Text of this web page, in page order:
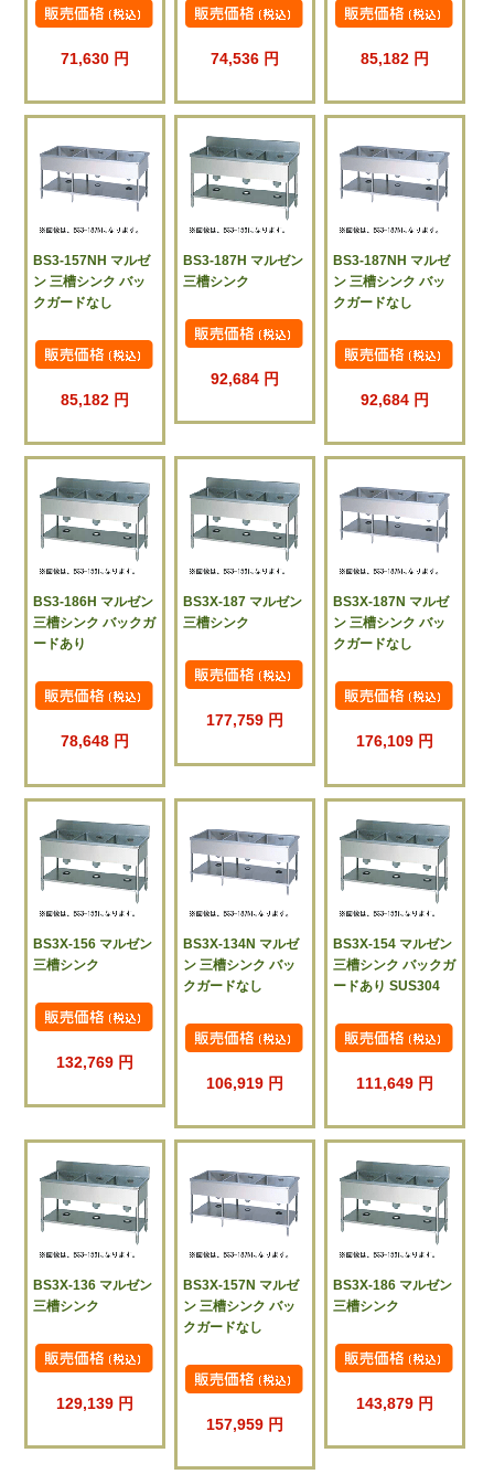
71,630 円 74,536 円 85,182 円
BS3-157NH マルゼ
ン 三槽シンク バッ
クガードなし
85,182 円
BS3-187H マルゼン
三槽シンク
92,684 円
BS3-187NH マルゼ
ン 三槽シンク バッ
クガードなし
92,684 円
BS3-186H マルゼン
三槽シンク バックガ
ードあり
78,648 円
BS3X-187 マルゼン
三槽シンク
177,759 円
BS3X-187N マルゼ
ン 三槽シンク バッ
クガードなし
176,109 円
BS3X-156 マルゼン
三槽シンク
132,769 円
BS3X-134N マルゼ
ン 三槽シンク バッ
クガードなし
106,919 円
BS3X-154 マルゼン
三槽シンク バックガ
ードあり SUS304
111,649 円
BS3X-136 マルゼン
三槽シンク
129,139 円
BS3X-157N マルゼ
ン 三槽シンク バッ
クガードなし
157,959 円
BS3X-186 マルゼン
三槽シンク
143,879 円